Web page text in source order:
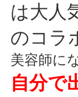
は大人
のコラ
美容師に
自分で